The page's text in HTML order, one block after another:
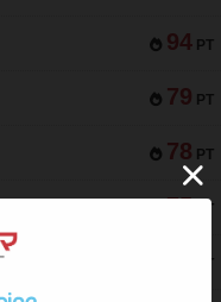
94 PT
79 PT
78 PT
75 PT
PT